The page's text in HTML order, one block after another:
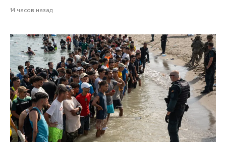
14 часов назад